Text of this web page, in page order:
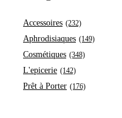
Accessoires (232)
Aphrodisiaques (149)
Cosmétiques (348)
L'epicerie (142)
Prêt à Porter (176)